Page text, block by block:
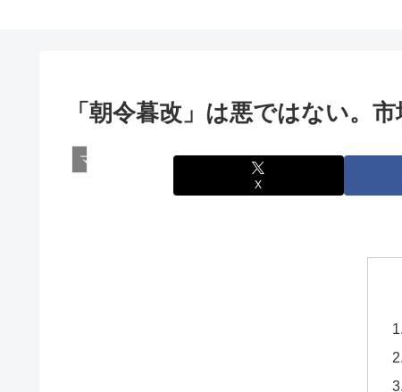
「朝令暮改」は悪ではない。
マーケティング
X